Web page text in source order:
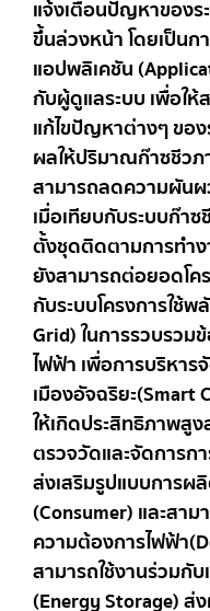
แจ้งเตือนปัญหาของร
ขึ้นล่วงหน้า โดยเป็นก
แอปพลิเคชัน
กับผู้ดูแลระบบ เพื่อให้
แก้ไขปัญหาต่างๆ ขอ
ผลให้ปริมาณก๊าซชีว
สามารถลดความผัน
เมื่อเทียบกับระบบก๊า
ตั้งชุดติดตามการทำง
ยังสามารถต่อยอดโค
กับระบบโครงการใช้
Grid) ในการรวบรวม
ไฟฟ้า เพื่อการบริหาร
เมืองอัจฉริยะ
ให้เกิดประสิทธิภาพสู
ตรวจวัดและจัดการก
ส่งเสริมรูปแบบการผ
(Consumer) และสา
ความต้องการไฟฟ้า
สามารถใช้งานร่วมกั
(Energy Storage) ส่